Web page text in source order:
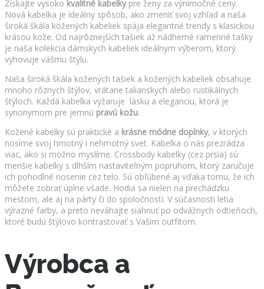
Získajte vysoko kvalitné kabelkypre ženy za výnimočné ceny.
Nová kabelka je ideálny spôsob, ako zmeniť svoj vzhľad a naša
široká škála kožených kabeliek spája elegantné trendy s klasickou
krásou kože. Od najrôznejších tašiek až nádherné ramenné tašky
je naša kolekcia dámskych kabeliek ideálnym výberom, ktorý
vyhovuje vášmu štýlu.
Naša široká škála kožených tašiek a kožených kabeliek obsahuje
mnoho rôznych štýlov, vrátane talianskych alebo rustikálnych
štýloch. Každá kabelka vyžaruje lásku a eleganciu, ktorá je
synonymom pre jemnú pravú kožu.
Kožené kabelky sú praktické a krásne módne doplnky, v ktorých
nosíme svoj hmotný i nehmotný svet. Kabelka o nás prezrádza
viac, ako si možno myslíme. Crossbody kabelky (cez prsia) sú
menšie kabelky s dlhším nastaviteľným popruhom, ktorý zaručuje
ich pohodlné nosenie cez telo. Sú obľúbené aj vďaka tomu, že ich
môžete zobrať úplne všade. Hodia sa nielen na prechádzku
mestom, ale aj na párty či do spoločnosti. V súčasnosti letia
výrazné farby, a preto neváhajte siahnuť po odvážnych odtieňoch,
ktoré budú štýlovo kontrastovať s Vašim outfitom.
Výrobca a